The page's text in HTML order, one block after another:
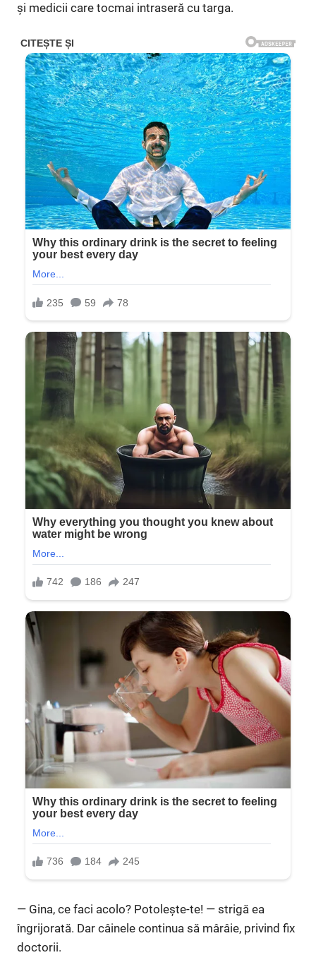
și medicii care tocmai intraseră cu targa.
— Gina, ce faci acolo? Potolește-te! — strigă ea
îngrijorată. Dar câinele continua să mârâie, privind fix
doctorii.